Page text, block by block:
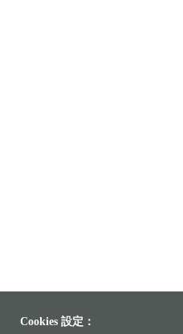
Cookies 設定：